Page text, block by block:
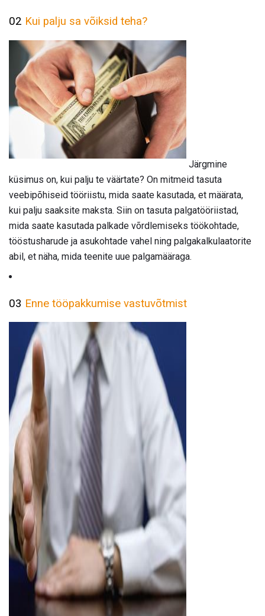
02 Kui palju sa võiksid teha?
Järgmine
küsimus on, kui palju te väärtate? On mitmeid tasuta
veebipõhiseid tööriistu, mida saate kasutada, et määrata,
kui palju saaksite maksta. Siin on tasuta palgatööriistad,
mida saate kasutada palkade võrdlemiseks töökohtade,
tööstusharude ja asukohtade vahel ning palgakalkulaatorite
abil, et näha, mida teenite uue palgamääraga.
03 Enne tööpakkumise vastuvõtmist
ad